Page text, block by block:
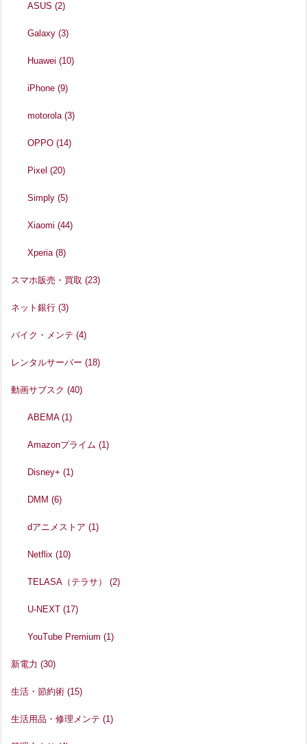
ASUS(2)
Galaxy(3)
Huawei(10)
iPhone(9)
motorola(3)
OPPO(14)
Pixel(20)
Simply(5)
Xiaomi(44)
Xperia(8)
スマホ販売・買取 (23)
ネット銀行 (3)
バイク・メンテ (4)
レンタルサーバー (18)
動画サブスク (40)
ABEMA(1)
Amazonプライム(1)
Disney+(1)
DMM(6)
dアニメストア(1)
Netflix(10)
TELASA（テラサ）(2)
U-NEXT(17)
YouTube Premium(1)
新電力 (30)
生活・節約術 (15)
生活用品・修理メンテ (1)